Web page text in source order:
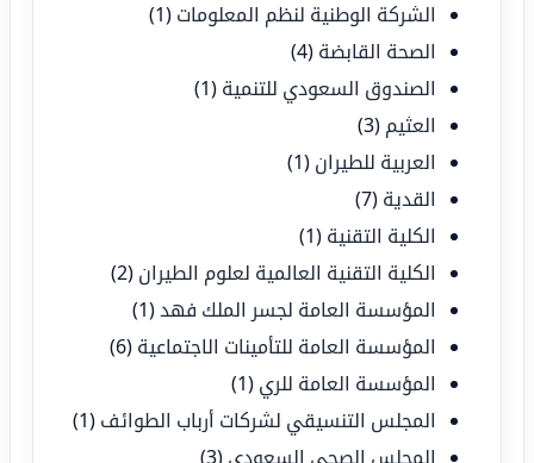
الشركة الوطنية لنظم المعلومات (1)
الصحة القابضة (4)
الصندوق السعودي للتنمية (1)
العثيم (3)
العربية للطيران (1)
القدية (7)
الكلية التقنية (1)
الكلية التقنية العالمية لعلوم الطيران (2)
المؤسسة العامة لجسر الملك فهد(1)
المؤسسة العامة للتأمينات الاجتماعية (6)
المؤسسة العامة للري (1)
المجلس التنسيقي لشركات أرباب الطوائف (1)
المجلس الصحي السعودي (3)